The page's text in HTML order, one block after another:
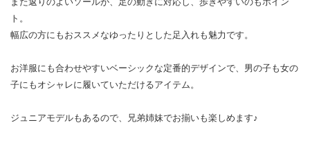
ト。
幅広の方にもおススメなゆったりとした足入れも魅力です。
お洋服にも合わせやすいベーシックな定番的デザインで、男の子も女の
子にもオシャレに履いていただけるアイテム。
ジュニアモデルもあるので、兄弟姉妹でお揃いも楽しめます♪